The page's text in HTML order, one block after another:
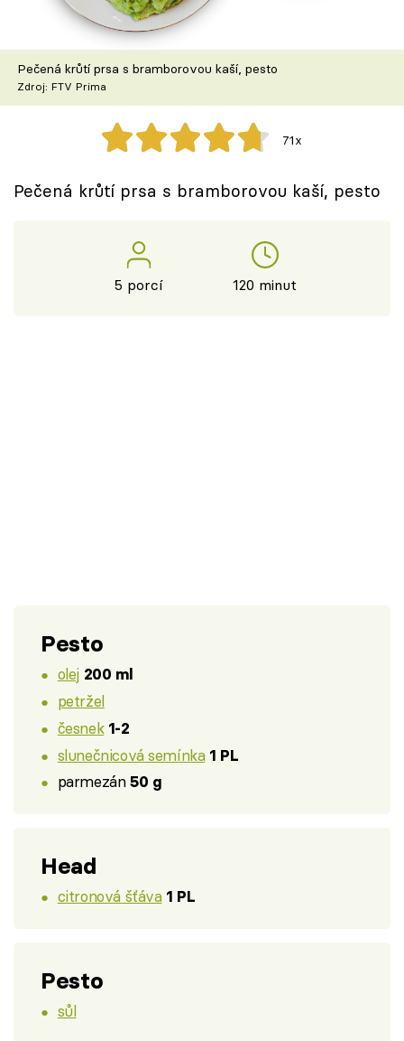
Škola vaření
Recepty z TV
Speciál: Cuketa
Těhotnej kuchař
Sledujte prima+
Pečená krůtí prsa s bramborovou kaší, pesto
Zdroj: FTV Prima
71x
Pečená krůtí prsa s bramborovou kaší, pesto
5 porcí 120 minut
Pesto
olej 200 ml
petržel
česnek 1-2
slunečnicová semínka 1 PL
parmezán 50 g
Head
citronová šťáva 1 PL
Pesto
sůl